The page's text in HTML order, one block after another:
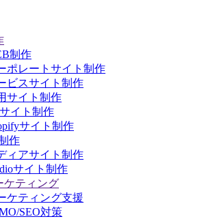
制作
ポレートサイト制作
ビスサイト制作
サイト制作
イト制作
サイト制作
作
ィアサイト制作
サイト制作
ケティング
ケティング支援
SEO対策